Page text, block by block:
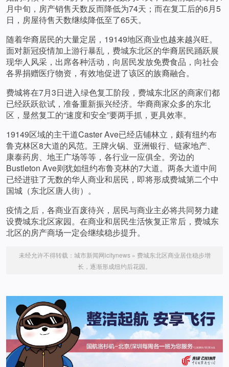
月中旬，房产销售天数反而降低为74天；而在复工后的6月5
日，房屋待售天数继续降低至了65天。
随着华裔居民的大量定居，19149地区商业也越来越兴旺。
面对新冠疫情加上游行暴乱，费城东北区的华裔居民踊跃展
现华人风采，出席各种活动，向居民发放免费食品，向社会
各界捐赠医疗物资，有效地促进了该区的族裔融合。
费城将在7月3日进入绿色复工阶段，费城东北区的商家们都
已经跃跃欲试，准备重新振兴经济。华裔商家众多的东北
区，显然复工的“速度和安全”要两手抓，更具效率。
19149区域的主干道Caster Ave已经店铺林立，颇有纽约布
鲁克林区8大道的风范。王牌火锅、亚洲银行、链家地产、
康泰药房、地王广场等等，各行业一应俱全。旁边的
Bustleton Ave则犹如纽约布鲁克林的7大道。两条大道中间
已经进驻了无数的华人商业和居民，即将形成费城第二个中
国城（东北区唐人街）。
疫情之后，各商业百废待兴，居民与商业主必将共同努力建
设费城东北区家园。在商业和居民生活恢复正常后，费城东
北区的房产商场一定会继续稳步提升。
未经允许不得转载： 城市新闻网icitynews» 费城东北区商业居住稳步增
长，逐渐形成纽约后花园。